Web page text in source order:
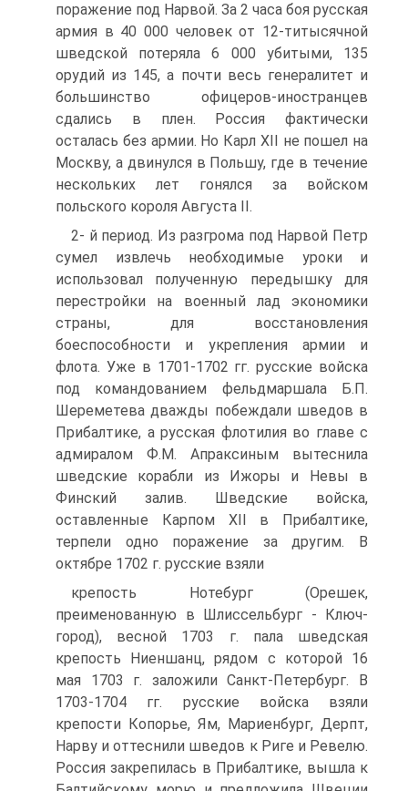
поражение под Нарвой. За 2 часа боя русская
армия в 40 000 человек от 12-титысячной
шведской потеряла 6 000 убитыми, 135
орудий из 145, а почти весь генералитет и
большинство офицеров-иностранцев
сдались в плен. Рос­сия фактически
осталась без армии. Но Карл XII не пошел на
Москву, а двинулся в Польшу, где в течение
нескольких лет гонялся за войском
польского короля Августа II.
2- й период. Из разгрома под Нарвой Петр
сумел из­влечь необходимые уроки и
использовал полученную пе­редышку для
перестройки на военный лад экономики
стра­ны, для восстановления
боеспособности и укрепления ар­мии и
флота. Уже в 1701-1702 гг. русские войска
под ко­мандованием фельдмаршала Б.П.
Шереметева дважды по­беждали шведов в
Прибалтике, а русская флотилия во гла­ве с
адмиралом Ф.М. Апраксиным вытеснила
шведские корабли из Ижоры и Невы в
Финский залив. Шведские войска,
оставленные Карпом XII в Прибалтике,
терпели одно поражение за другим. В
октябре 1702 г. русские взяли
крепость Нотебург (Орешек,
преименованную в Шлиссель­бург - Ключ-
город), весной 1703 г. пала шведская
крепость Ниеншанц, рядом с которой 16
мая 1703 г. заложили Санкт-Петербург. В
1703-1704 гг. русские войска взяли
крепости Копорье, Ям, Мариенбург, Дерпт,
Нарву и оттес­нили шведов к Риге и Ревелю.
Россия закрепилась в При­балтике, вышла к